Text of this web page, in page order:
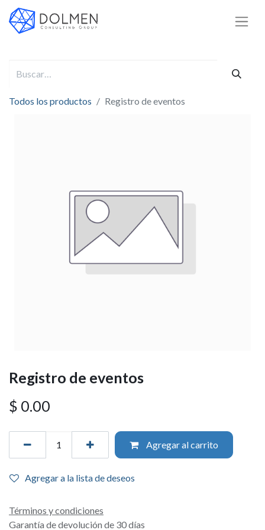
Todos los productos Registro de eventos
Registro de eventos
$ 0.00
Agregar al carrito
Agregar a la lista de deseos
Términos y condiciones
Garantía de devolución de 30 días